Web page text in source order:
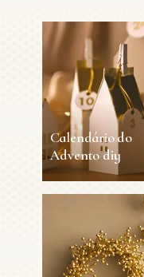
Calendário do
Advento diy
Calendário do
Advento diy
25 min Médio